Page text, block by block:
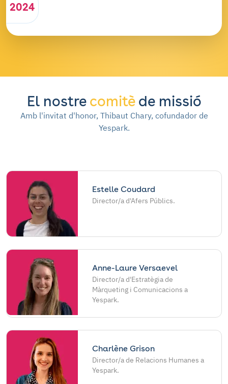
2024
El nostre comitè de missió
Amb l'invitat d'honor, Thibaut Chary, cofundador de
Yespark.
Estelle Coudard
Director/a d'Afers Públics.
Anne-Laure Versaevel
Director/a d'Estratègia de
Màrqueting i Comunicacions a
Yespark.
Charlène Grison
Director/a de Relacions Humanes a
Yespark.